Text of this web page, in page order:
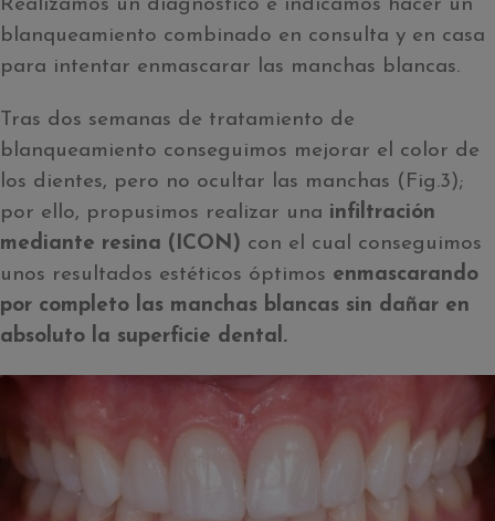
Realizamos un diagnostico e indicamos hacer un
blanqueamiento combinado en consulta y en casa
para intentar enmascarar las manchas blancas.
Tras dos semanas de tratamiento de
blanqueamiento conseguimos mejorar el color de
los dientes, pero no ocultar las manchas (Fig.3);
por ello, propusimos realizar una infiltración
mediante resina (ICON) con el cual conseguimos
unos resultados estéticos óptimos enmascarando
por completo las manchas blancas sin dañar en
absoluto la superficie dental.